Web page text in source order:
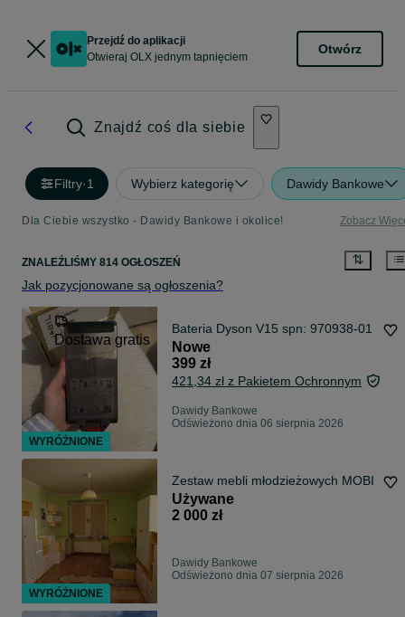
Przejdź do aplikacji
Otwieraj OLX jednym tapnięciem
Otwórz
Znajdź coś dla siebie
Filtry·1 Wybierz kategorię Dawidy Bankowe
Dla Ciebie wszystko - Dawidy Bankowe i okolice! Zobacz
ZNALEŹLIŚMY 814 OGŁOSZEŃ
Jak pozycjonowane są ogłoszenia?
Dostawa gratis
Bateria Dyson V15 spn: 970938-01
Nowe
399 zł
421,34 zł z Pakietem Ochronnym
Dawidy Bankowe
Odświeżono dnia 06 sierpnia 2026
Zestaw mebli młodzieżowych MOBI
Używane
2 000 zł
Dawidy Bankowe
Odświeżono dnia 07 sierpnia 2026
WYRÓŻNIONE
WYRÓŻNIONE